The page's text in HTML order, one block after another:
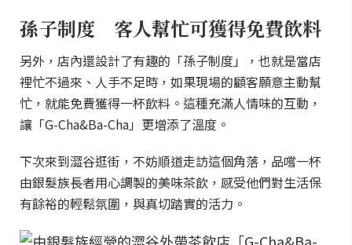
孫子制度 客人幫忙可獲得免費飲料
另外，店內還設計了有趣的「孫子制度」，也就是當店
裡忙不過來、人手不足時，如果現場的顧客願意主動幫
忙，就能免費獲得一杯飲料。這種充滿人情味的互動，
讓「G-Cha&Ba-Cha」更增添了溫度。
下次來到澀谷逛街，不妨順道走訪這個角落，品嚐一杯
由銀髮族長者用心調製的美味茶飲，感受他們對生活保
有餘裕的輕鬆氛圍，與真切踏實的活力。